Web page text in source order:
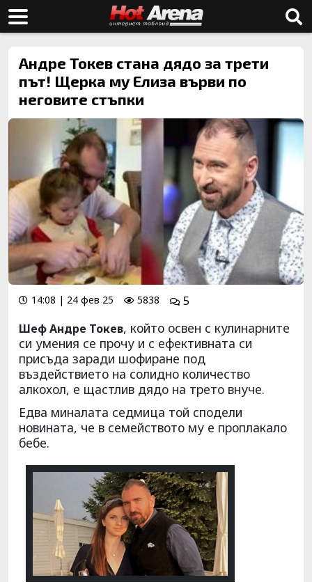
Андре Токев стана дядо за трети
път! Щерка му Елиза върви по
неговите стъпки
14:08 | 24 фев 25 5838
5
Шеф Андре Токев, който освен с кулинарните
си умения се прочу и с ефективната си
присъда заради шофиране под
въздействието на солидно количество
алкохол, е щастлив дядо на трето внуче.
Едва миналата седмица той сподели
новината, че в семейството му е проплакало
бебе.